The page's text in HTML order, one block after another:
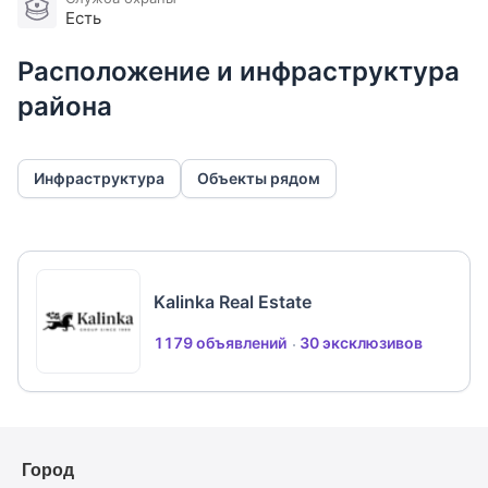
Проложены прогулочные дорожки из гранита и
и диодными LED фонарями Fontana Arte.
Стоянка на 5 м/м.
Есть
Расположение и инфраструктура
района
Инфраструктура Объекты рядом
Kalinka Real Estate
1179 объявлений 30 эксклюзивов
Город